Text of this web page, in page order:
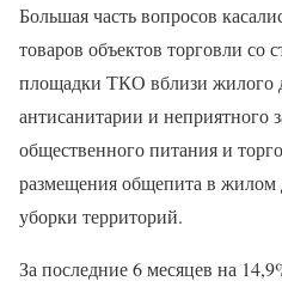
Большая часть вопросов
товаров объектов торговли со
площадки ТКО вблизи жилого
антисанитарии и неприятного
общественного питания и
размещения общепита в жилом
уборки территорий.
За последние 6 месяцев на